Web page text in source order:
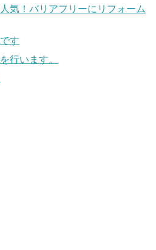
気！バリアフリーにリフォーム
す
行います。